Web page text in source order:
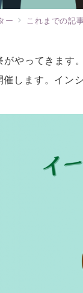
ー これまでの記
がやってきま
します。イン